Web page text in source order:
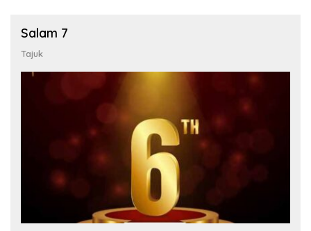
Salam 7
Tajuk